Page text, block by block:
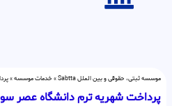
موسسه ثبتی، حقوقی و بین الملل Sabtta » خدمات موسسه»
پرداخت شهریه ترم دانشگاه عصر